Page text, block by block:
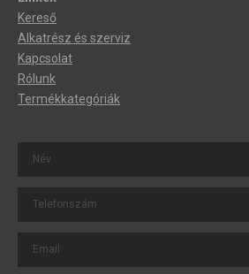
Kereső
Alkatrész és szerviz
Kapcsolat
Rólunk
Termékkategóriák